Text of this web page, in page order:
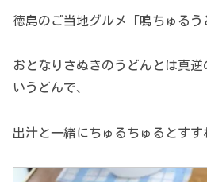
徳島のご当地グルメ「鳴ちゅるう
おとなりさぬきのうどんとは真
いうどんで、
出汁と一緒にちゅるちゅるとすす